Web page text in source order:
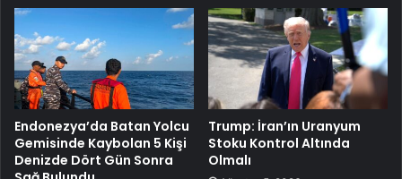
Endonezya’da Batan Yolcu
Gemisinde Kaybolan 5 Kişi
Denizde Dört Gün Sonra
Trump: İran’ın Uranyum
Stoku Kontrol Altında
Olmalı